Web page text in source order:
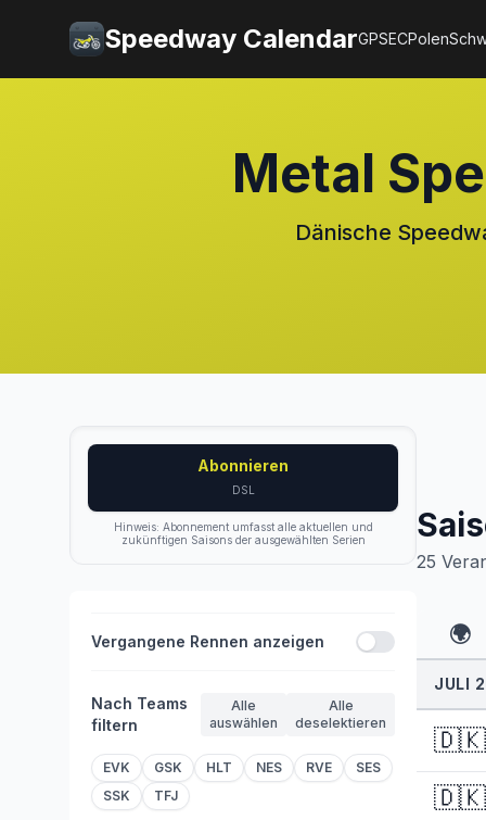
Speedway CalendarGPSECPolen
Metal
Dänische
Vergangene Rennen anzeigen
Nach Teams
filtern
Alle
auswählen
Alle
deselektieren
EVK GSK HLT NES RVE
SES
SSK
TFJ
Abonnieren
DSL
Hinweis: Abonnement umfasst alle aktuellen und
zukünftigen Saisons der ausgewählten Serien
25
🌍
JULI
🇩🇰
🇩🇰